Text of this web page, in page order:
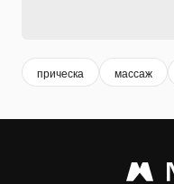
прическа массаж